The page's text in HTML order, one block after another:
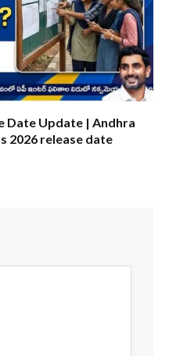
Date Update | Andhra
2026 release date